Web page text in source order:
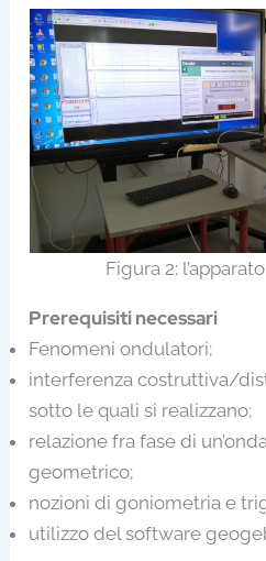
Figura 2:
Prerequisiti necessari
Fenomeni ondulatori;
interferenza costruttiva/
sotto le quali si realizzano;
relazione fra fase di
geometrico;
nozioni di goniometria e
utilizzo del software